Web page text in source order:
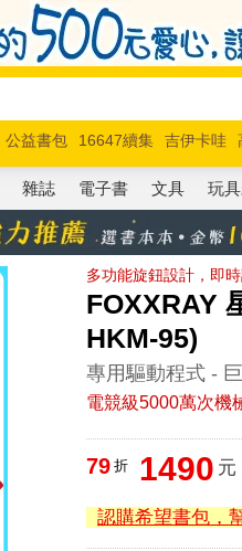
公益書包 16647續集 吉伊卡哇
馬斯克 玩具總動員5 超慢跑
雜誌 電子書 文具 玩
多功能旋鈕設計，即
FOXXRAY
HKM-95)
專用驅動程式 -
電競級5000萬次機
79 折 1490 元
認購希望書包，